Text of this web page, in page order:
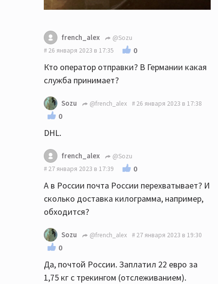
french_alex
@Sozu
26 января 2023 в 17:35
0
Кто оператор отправки? В Германии какая
служба принимает?
Sozu @french_alex 26 января 2023 в 17:38
0
DHL.
french_alex
@Sozu
27 января 2023 в 17:39
0
А в России почта России перехватывает? И
сколько доставка килограмма, например,
обходится?
Sozu @french_alex 27 января 2023 в 19:30
0
Да, почтой России. Заплатил 22 евро за
1,75 кг с трекингом (отслеживанием).